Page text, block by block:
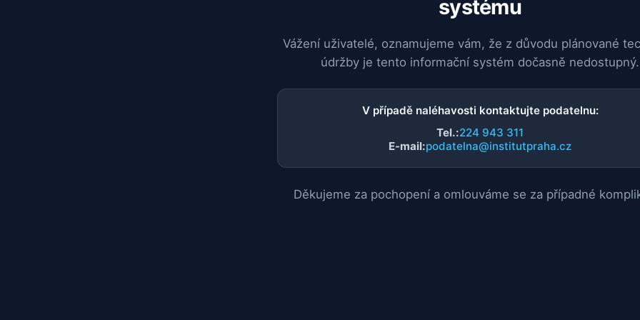
systému
Vážení uživatelé, oznamujeme vám, že z důvodu plánované
údržby je tento informační systém dočasně nedostupný.
V případě naléhavosti kontaktujte podatelnu:
Tel.:224 943 311
E-mail:podatelna@institutpraha.cz
Děkujeme za pochopení a omlouváme se za případné